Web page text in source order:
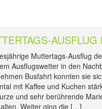
Muttertags-Ausflug
Ausflugswetter in den
Busfahrt konnten sie
mit Kaffee und Kuchen
und sehr berührende
Weiter ging die […]